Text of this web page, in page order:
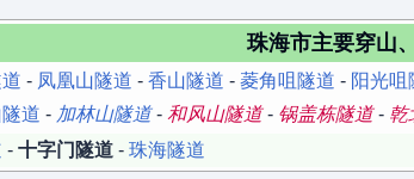
珠海市主要穿山
- 凤凰山隧道 - 香山隧道 - 菱角咀隧道 - 阳光咀
道 - 加林山隧道- 和风山隧道- 锅盖栋隧道- 乾
- 十字门隧道 - 珠海隧道